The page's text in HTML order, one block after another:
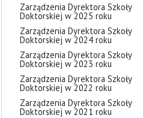
Zarządzenia Dyrektora Szkoły
Doktorskiej w 2025 roku
Zarządzenia Dyrektora Szkoły
Doktorskiej w 2024 roku
Zarządzenia Dyrektora Szkoły
Doktorskiej w 2023 roku
Zarządzenia Dyrektora Szkoły
Doktorskiej w 2022 roku
Zarządzenia Dyrektora Szkoły
Doktorskiej w 2021 roku